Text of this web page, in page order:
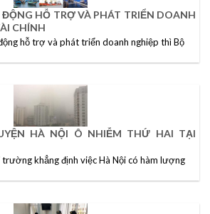
HỖ TRỢ VÀ PHÁT TRIỂN DOANH
CHÍNH
hỗ trợ và phát triển doanh nghiệp thì Bộ
HÀ NỘI Ô NHIỄM THỨ HAI TẠI
trường khẳng định việc Hà Nội có hàm lượng